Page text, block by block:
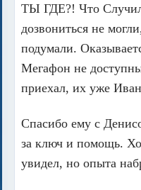
ТЫ ГДЕ?! Что
дозвониться не
подумали.
Мегафон не
приехал, их уже
Спасибо ему с
за ключ и помощь.
увидел, но опыта